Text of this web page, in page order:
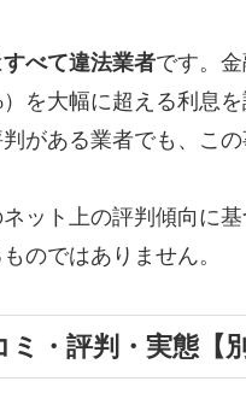
すべて違法業者です。
を大幅に超える利息
がある業者でも、この
ット上の評判傾向に
のではありません。
・評判・実態【